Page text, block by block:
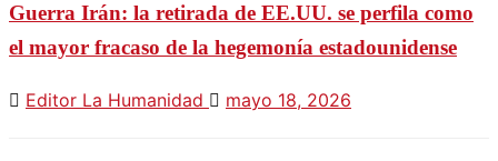
Guerra Irán: la retirada de EE.UU. se perfila como
el mayor fracaso de la hegemonía estadounidense
Editor La Humanidad mayo 18, 2026